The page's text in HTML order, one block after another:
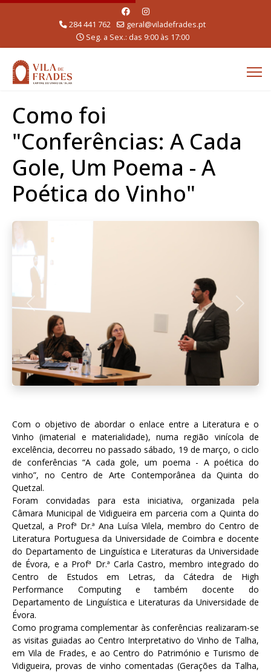
284 441 762
geral@viladefrades.pt
Seg. a Sex.: das 9:00 às 17:00
Como foi
"Conferências: A Cada
Gole, Um Poema - A
Poética do Vinho"
Previous Next
Com o objetivo de abordar o enlace entre a Literatura e o
Vinho (imaterial e materialidade), numa região vinícola de
excelência, decorreu no passado sábado, 19 de março, o ciclo
de conferências “A cada gole, um poema - A poética do
vinho”, no Centro de Arte Contemporânea da Quinta do
Quetzal.
Foram convidadas para esta iniciativa, organizada pela
Câmara Municipal de Vidigueira em parceria com a Quinta do
Quetzal, a Profª Dr.ª Ana Luísa Vilela, membro do Centro de
Literatura Portuguesa da Universidade de Coimbra e docente
do Departamento de Linguística e Literaturas da Universidade
de Évora, e a Profª Dr.ª Carla Castro, membro integrado do
Centro de Estudos em Letras, da Cátedra de High
Performance Computing e também docente do
Departamento de Linguística e Literaturas da Universidade de
Évora.
Como programa complementar às conferências realizaram-se
as visitas guiadas ao Centro Interpretativo do Vinho de Talha,
em Vila de Frades, e ao Centro do Património e Turismo de
Vidigueira, provas de vinho comentadas (Gerações da Talha,